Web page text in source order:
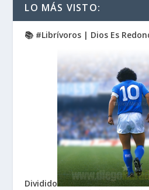
LO MÁS VISTO:
📚 #Librívoros | Dios Es
Dividido